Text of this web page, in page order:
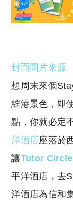
封面圖片來源
想周末來個
維港景色，即
點，你就必定
洋酒店座落於
讓Tutor
平洋酒店，去
洋酒店為信和